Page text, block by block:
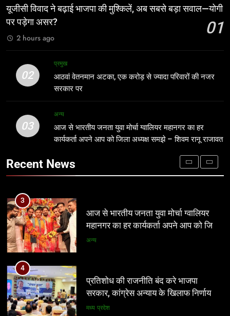
सबसे बड़ा सवाल—योगी पर पड़ेगा असर?
परिवारों की नजर सरकार पर
3
आज से भारतीय जनता युवा मोर्चा ग्वालियर
महानगर का हर कार्यकर्ता अपने आप को जिला
सरकार, कांग्रेस अन्याय के खिलाफ निर्णायक
संघर्ष करेगी
मध्य प्रदेश
5
की सहभागिता, डीडी नगर मॉडल विद्यालय रहा
प्रथम
अन्य
यूजीसी विवाद ने बढ़ाई भाजपा की मुश्किलें, अब सबसे बड़ा सवाल—योगी
पर पड़ेगा असर?
01
2 hours ago
02
प्रमुख
आठवां वेतनमान अटका, एक करोड़ से ज्यादा परिवारों की नजर
सरकार पर
03
अन्य
आज से भारतीय जनता युवा मोर्चा ग्वालियर महानगर का हर
कार्यकर्ता अपने आप को जिला अध्यक्ष समझे – शिवम रानू राजावत
Recent News
मंत्री विजयवर्गीय ने भाजपा प्रदेश कार्यालय में
यूजीसी विवाद ने बढ़ाई भाजपा की मुश्किलें, अब
नई दिल्ली
2
आठवां वेतनमान अटका, एक करोड़ से ज्यादा
3
आज से भारतीय जनता युवा मोर्चा ग्वालियर
महानगर का हर कार्यकर्ता अपने आप को जिला
4
प्रतिशोध की राजनीति बंद करे भाजपा
सरकार, कांग्रेस अन्याय के खिलाफ निर्णायक
संघर्ष करेगी
मध्य प्रदेश